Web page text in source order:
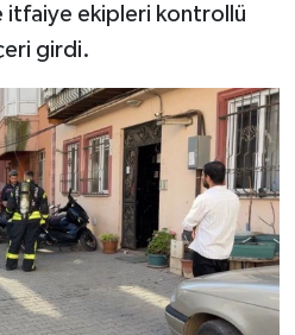
itfaiye ekipleri kontrollü
girdi.